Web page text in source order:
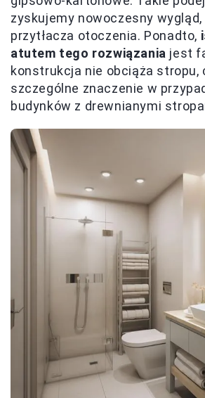
zyskujemy nowoczesny
przytłacza otoczenia. Ponadto,
atutem tego rozwiązania jest
konstrukcja nie obciąża stropu,
szczególne znaczenie w
budynków z drewnianymi